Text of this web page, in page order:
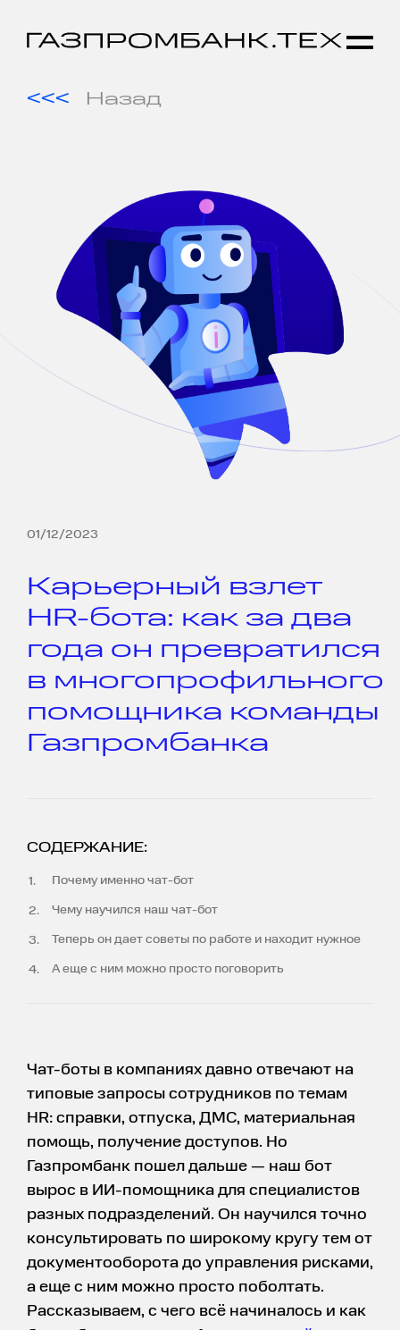
Назад
01/12/2023
Карьерный взлет
HR-бота: как за два
года он превратился
в многопрофильного
помощника команды
Газпромбанка
СОДЕРЖАНИЕ:
Почему именно чат-бот
Чему научился наш чат-бот
Теперь он дает советы по работе и находит нужное
А еще с ним можно просто поговорить
Чат-боты в компаниях давно отвечают на
типовые запросы сотрудников по темам
HR: справки, отпуска, ДМС, материальная
помощь, получение доступов. Но
Газпромбанк пошел дальше — наш бот
вырос в ИИ-помощника для специалистов
разных подразделений. Он научился точно
консультировать по широкому кругу тем от
документооборота до управления рисками,
а еще с ним можно просто поболтать.
Рассказываем, с чего всё начиналось и как